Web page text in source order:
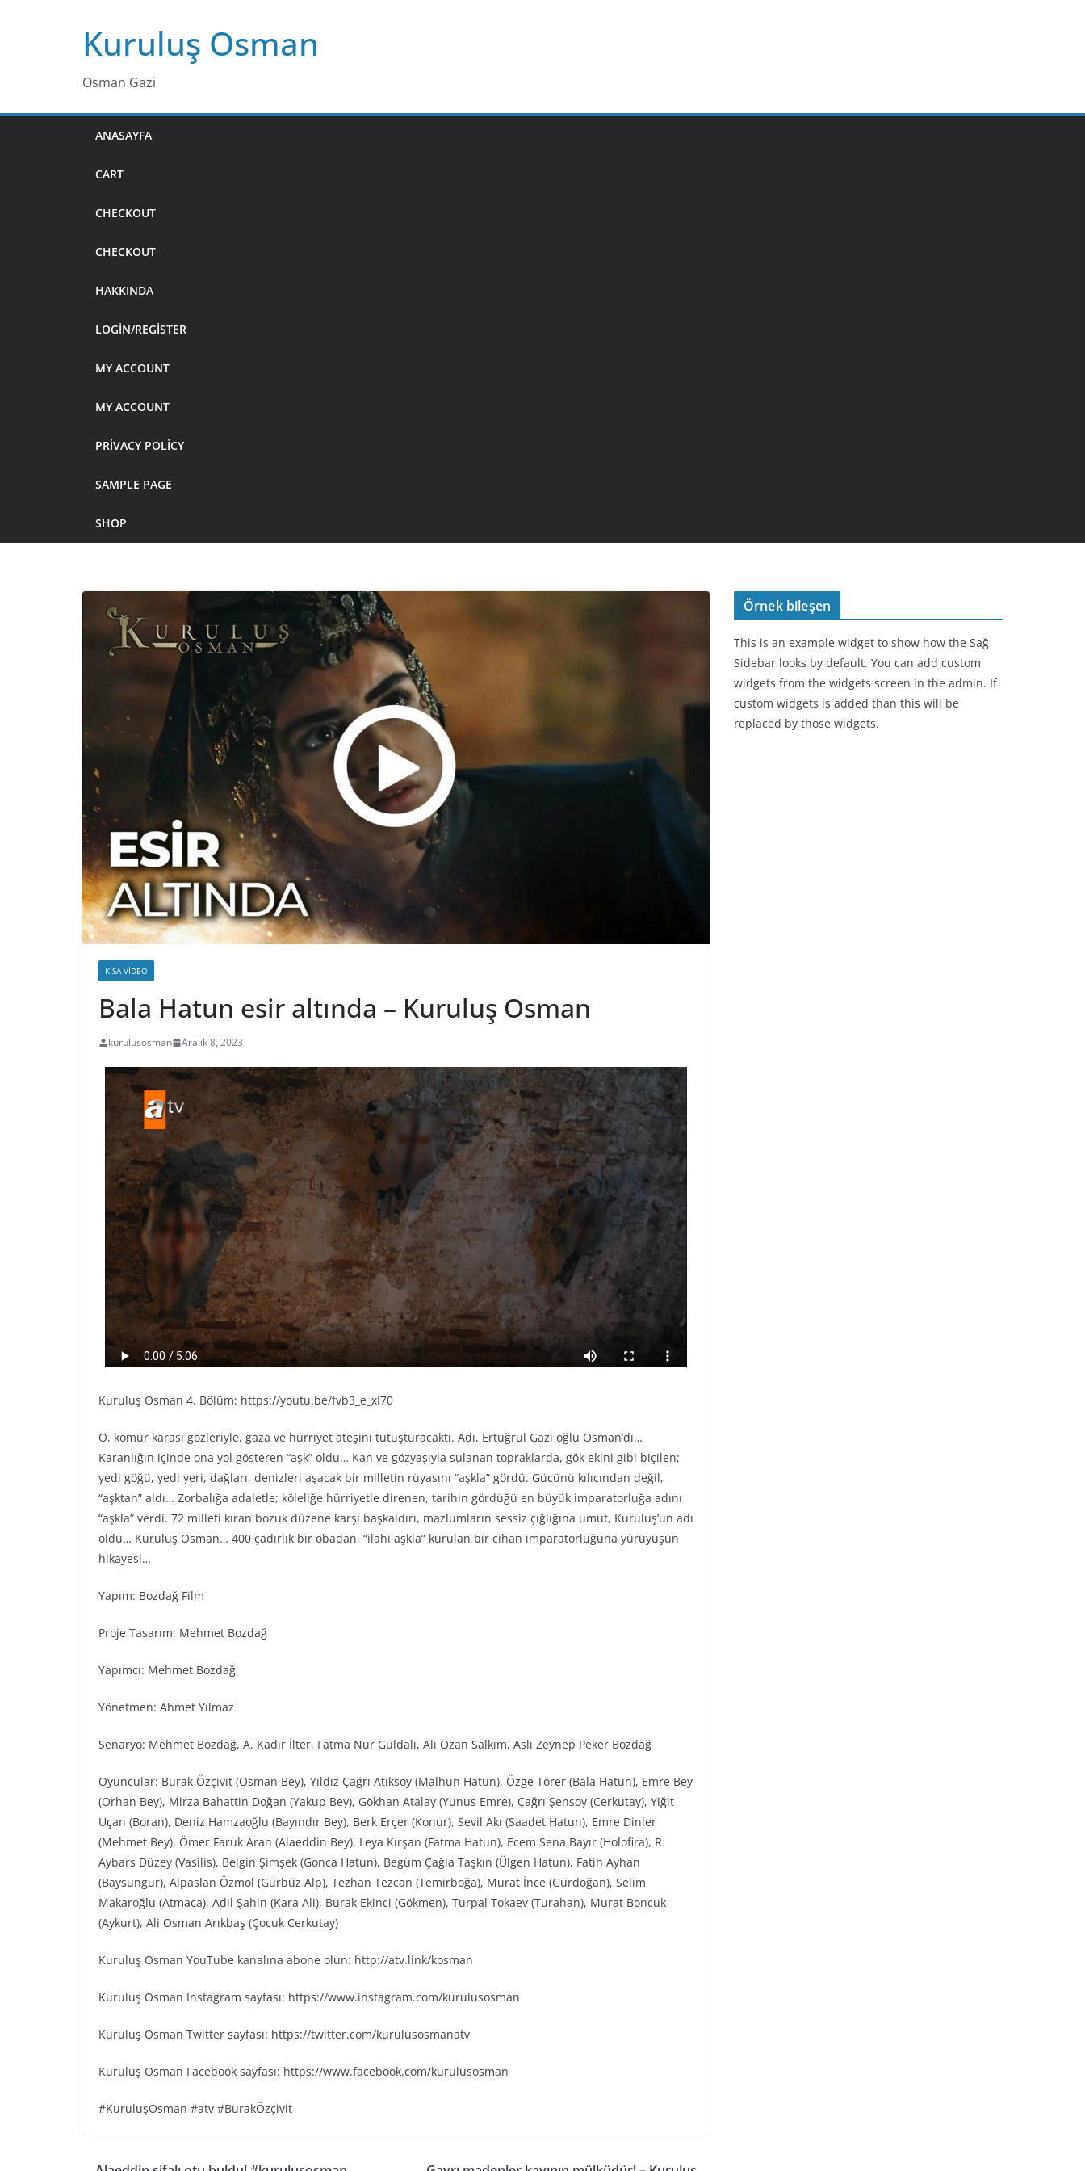
Kuruluş Osman
Osman Gazi
ANASAYFA
CART
CHECKOUT
CHECKOUT
HAKKINDA
LOGIN/REGISTER
MY ACCOUNT
MY ACCOUNT
PRIVACY POLICY
SAMPLE PAGE
SHOP
KISA VIDEO
Bala Hatun esir altında – Kuruluş Osman
kurulusosman Aralık 8, 2023
Kuruluş Osman 4. Bölüm: https://youtu.be/fvb3_e_xI70
O, kömür karası gözleriyle, gaza ve hürriyet ateşini tutuşturacaktı. Adı, Ertuğrul Gazi oğlu Osman’dı…
Karanlığın içinde ona yol gösteren “aşk” oldu… Kan ve gözyaşıyla sulanan topraklarda, gök ekini gibi biçilen;
yedi göğü, yedi yeri, dağları, denizleri aşacak bir milletin rüyasını “aşkla” gördü. Gücünü kılıcından değil,
“aşktan” aldı… Zorbalığa adaletle; köleliğe hürriyetle direnen, tarihin gördüğü en büyük imparatorluğa adını
“aşkla” verdi. 72 milleti kıran bozuk düzene karşı başkaldırı, mazlumların sessiz çığlığına umut, Kuruluş’un adı
oldu… Kuruluş Osman… 400 çadırlık bir obadan, “ilahi aşkla” kurulan bir cihan imparatorluğuna yürüyüşün
hikayesi…
Yapım: Bozdağ Fi̇lm
Proje Tasarım: Mehmet Bozdağ
Yapımcı: Mehmet Bozdağ
Yönetmen: Ahmet Yılmaz
Senaryo: Mehmet Bozdağ, A. Kadir İlter, Fatma Nur Güldalı, Ali Ozan Salkım, Aslı Zeynep Peker Bozdağ
Oyuncular: Burak Özçivit (Osman Bey), Yıldız Çağrı Atiksoy (Malhun Hatun), Özge Törer (Bala Hatun), Emre Bey
(Orhan Bey), Mirza Bahattin Doğan (Yakup Bey), Gökhan Atalay (Yunus Emre), Çağrı Şensoy (Cerkutay), Yiğit
Uçan (Boran), Deniz Hamzaoğlu (Bayındır Bey), Berk Erçer (Konur), Sevil Akı (Saadet Hatun), Emre Dinler
(Mehmet Bey), Ömer Faruk Aran (Alaeddin Bey), Leya Kırşan (Fatma Hatun), Ecem Sena Bayır (Holofira), R.
Aybars Düzey (Vasilis), Belgin Şimşek (Gonca Hatun), Begüm Çağla Taşkın (Ülgen Hatun), Fatih Ayhan
(Baysungur), Alpaslan Özmol (Gürbüz Alp), Tezhan Tezcan (Temirboğa), Murat İnce (Gürdoğan), Selim
Makaroğlu (Atmaca), Adil Şahin (Kara Ali), Burak Ekinci (Gökmen), Turpal Tokaev (Turahan), Murat Boncuk
(Aykurt), Ali Osman Arıkbaş (Çocuk Cerkutay)
Kuruluş Osman YouTube kanalına abone olun: http://atv.link/kosman
Kuruluş Osman Instagram sayfası: https://www.instagram.com/kurulusosman
Kuruluş Osman Twitter sayfası: https://twitter.com/kurulusosmanatv
Kuruluş Osman Facebook sayfası: https://www.facebook.com/kurulusosman
#KuruluşOsman #atv #BurakÖzçivit
Örnek bileşen
This is an example widget to show how the Sağ
Sidebar looks by default. You can add custom
widgets from the widgets screen in the admin. If
custom widgets is added than this will be
replaced by those widgets.